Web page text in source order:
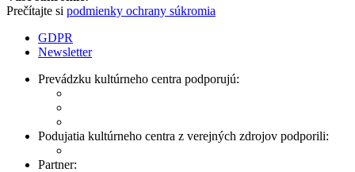
Prečítajte si podmienky ochrany súkromia
GDPR
Newsletter
Prevádzku kultúrneho centra podporujú:
Podujatia kultúrneho centra z verejných zdrojov podporili:
Partner: